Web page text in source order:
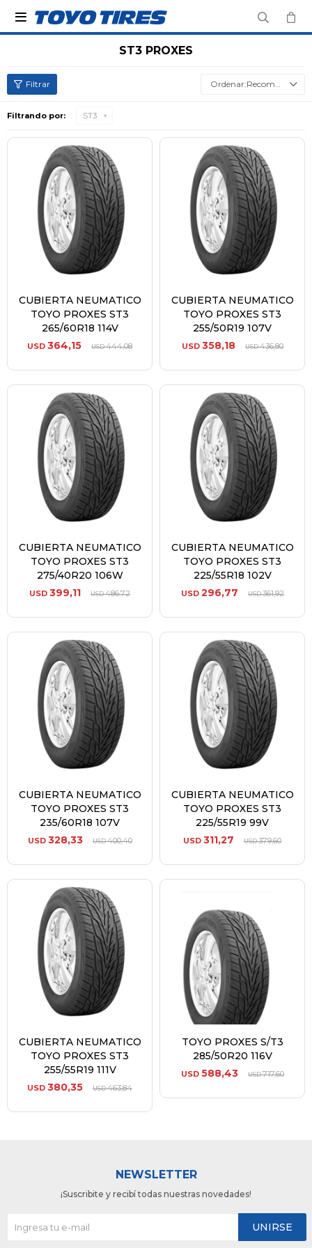

ST3 PROXES
Recomendados
Filtrando por: ST3
CUBIERTA NEUMATICO
TOYO PROXES ST3
265/60R18 114V
USD 364,15 USD444,08
CUBIERTA NEUMATICO
TOYO PROXES ST3
255/50R19 107V
USD 358,18 USD436,80
CUBIERTA NEUMATICO
TOYO PROXES ST3
275/40R20 106W
USD 399,11 USD486,72
CUBIERTA NEUMATICO
TOYO PROXES ST3
225/55R18 102V
USD 296,77 USD361,92
CUBIERTA NEUMATICO
TOYO PROXES ST3
235/60R18 107V
USD 328,33 USD400,40
CUBIERTA NEUMATICO
TOYO PROXES ST3
225/55R19 99V
USD 311,27 USD379,60
CUBIERTA NEUMATICO
TOYO PROXES ST3
255/55R19 111V
USD 380,35 USD463,84
TOYO PROXES S/T3
285/50R20 116V
USD 588,43 USD717,60
NEWSLETTER
¡Suscribite y recibí todas nuestras novedades!
UNIRSE